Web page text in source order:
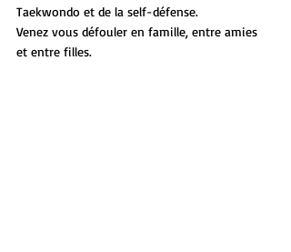
Taekwondo et de la self-défense.
Venez vous défouler en famille, entre amies
et entre filles.